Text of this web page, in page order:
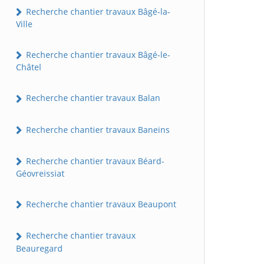
Recherche chantier travaux Bâgé-la-
Ville
Recherche chantier travaux Bâgé-le-
Châtel
Recherche chantier travaux Balan
Recherche chantier travaux Baneins
Recherche chantier travaux Béard-
Géovreissiat
Recherche chantier travaux Beaupont
Recherche chantier travaux
Beauregard